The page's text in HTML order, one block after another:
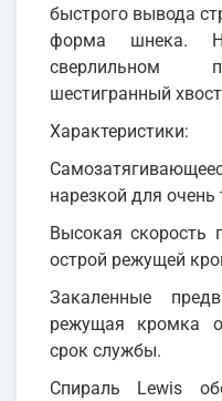
быстрого вывода
форма шнека.
сверлильном
шестигранный
Характеристики:
нарезкой для очень
Высокая скорость
острой режущей
Закаленные
режущая кромка
срок службы.
Спираль Lewis